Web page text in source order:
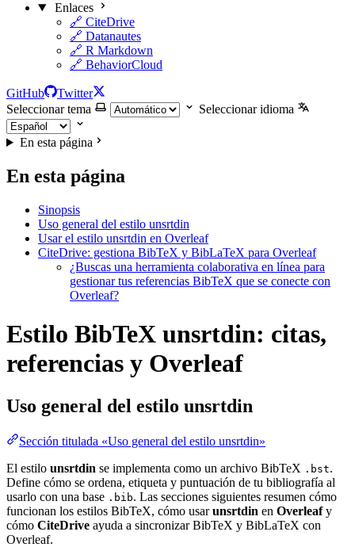
Enlaces
🔗 CiteDrive
🔗 Datanautes
🔗 R Markdown
🔗 BehaviorCloud
GitHub
Twitter
Seleccionar tema
Seleccionar idioma
En esta página
En esta página
Sinopsis
Uso general del estilo unsrtdin
Usar el estilo unsrtdin en Overleaf
CiteDrive: gestiona BibTeX y BibLaTeX para Overleaf
¿Buscas una herramienta colaborativa en línea para
gestionar tus referencias BibTeX que se conecte con
Overleaf?
Estilo BibTeX unsrtdin: citas,
referencias y Overleaf
Uso general del estilo unsrtdin
Sección titulada «Uso general del estilo unsrtdin»
El estilo unsrtdin se implementa como un archivo BibTeX .bst.
Define cómo se ordena, etiqueta y puntuación de tu bibliografía al
usarlo con una base .bib. Las secciones siguientes resumen cómo
funcionan los estilos BibTeX, cómo usarunsrtdin en Overleafy
cómo CiteDrive ayuda a sincronizar BibTeX y BibLaTeX con
Overleaf.